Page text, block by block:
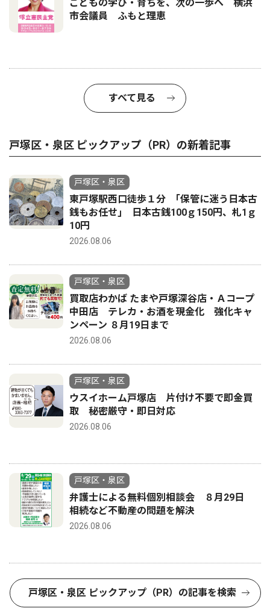
こどもの学び・育ちを、次の一歩へ 横浜
市会議員 ふもと理恵
すべて見る
戸塚区・泉区 ピックアップ（PR）の新着記事
戸塚区・泉区
東戸塚駅西口徒歩１分 ｢保管に迷う日本古
銭もお任せ｣ 日本古銭100ｇ150円、札1ｇ
10円
2026.08.06
戸塚区・泉区
買取店わかば たまや戸塚深谷店・Ａコープ
中田店 テレカ・お酒を現金化 強化キャ
ンペーン ８月19日まで
2026.08.06
戸塚区・泉区
ウスイホーム戸塚店 片付け不要で即金買
取 秘密厳守・即日対応
2026.08.06
戸塚区・泉区
弁護士による無料個別相談会 ８月29日
相続など不動産の問題を解決
2026.08.06
戸塚区・泉区 ピックアップ（PR）の記事を検索